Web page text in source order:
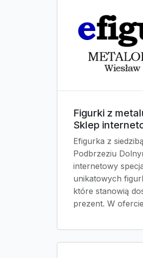
Figurki z
Sklep
Efigurka z
Podbrzeziu
internetowy
unikatowych
które stanowią
prezent. W